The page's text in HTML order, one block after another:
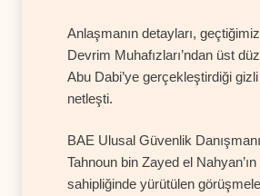
Anlaşmanın detayları,
Devrim Muhafızları’ndan üst
Abu Dabi’ye gerçekleştirdiği
netleşti.
BAE Ulusal Güvenlik
Tahnoun bin Zayed el
sahipliğinde yürütülen